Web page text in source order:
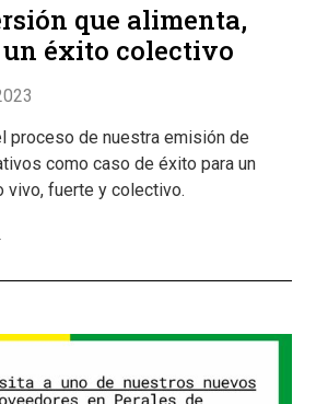
que alimenta,
éxito colectivo
proceso de nuestra emisión de
como caso de éxito para un
vivo, fuerte y colectivo.